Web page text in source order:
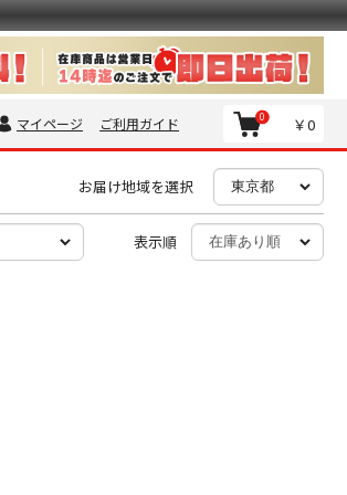
マイページ ご利用ガイド ￥0
0
お届け地域を選択
表示順